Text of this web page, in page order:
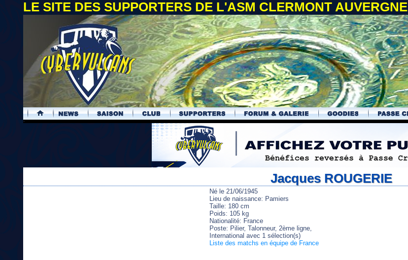
LE SITE DES SUPPORTERS DE L'ASM CLERMONT AUVERGNE
.
Jacques ROUGERIE
Né le 21/06/1945
Lieu de naissance: Pamiers
Taille: 180 cm
Poids: 105 kg
Nationalité: France
Poste: Pilier, Talonneur, 2ème ligne,
International avec 1 sélection(s)
Liste des matchs en équipe de France